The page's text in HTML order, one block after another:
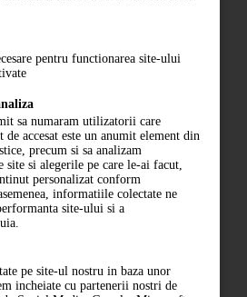
si conditii
de confidentialitate
ANPC
pentru functionarea site-ului
sa numaram utilizatorii care
de accesat este un anumit element din
precum si sa analizam
site si alegerile pe care le-ai facut,
personalizat conform
informatiile colectate ne
site-ului si a
pe site-ul nostru in baza unor
incheiate cu partenerii nostri de